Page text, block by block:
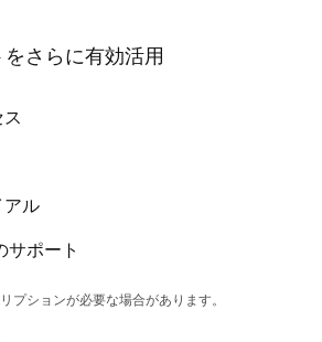
さらに有効活用
アル
サポート
プションが必要な場合があります。